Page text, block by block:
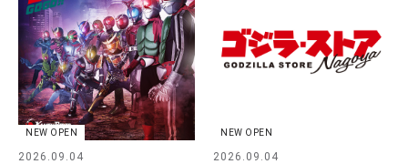
NEW OPEN
2026.09.04
NEW OPEN
2026.09.04